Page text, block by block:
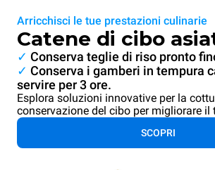
Arricchisci le tue prestazioni culinarie
Catene di cibo
✓ Conserva teglie di riso pronto
✓ Conserva i gamberi in tempura
servire per 3 ore.
Esplora soluzioni innovative per la
conservazione del cibo per migliorare il
SCOPRI